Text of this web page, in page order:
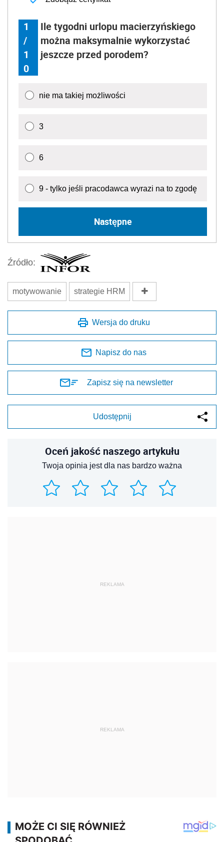
1
/
1
0
Ile tygodni urlopu macierzyńskiego
można maksymalnie wykorzystać
jeszcze przed porodem?
nie ma takiej możliwości
3
6
9 - tylko jeśli pracodawca wyrazi na to zgodę
Następne
Źródło:
motywowanie strategie HRM
Wersja do druku
Napisz do nas
Zapisz się na newsletter
Udostępnij
Oceń jakość naszego artykułu
Twoja opinia jest dla nas bardzo ważna
REKLAMA
REKLAMA